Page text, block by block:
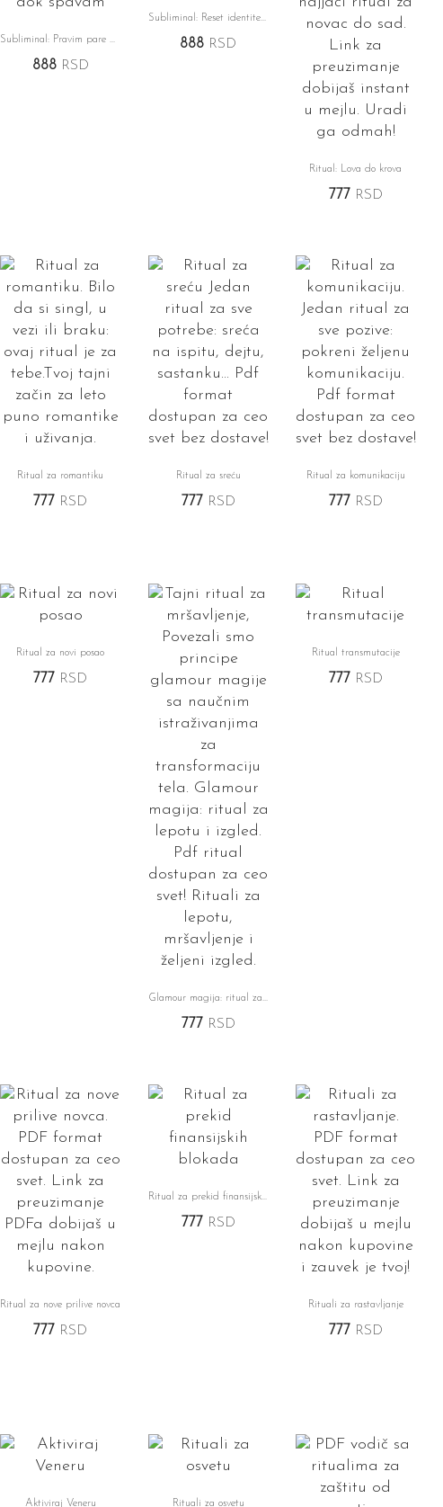
Subliminal: Pravim pare dok spavam
888 RSD
Subliminal: Reset identiteta
888 RSD
Ritual: Lova do krova
777 RSD
Ritual za romantiku
777 RSD
Ritual za sreću
777 RSD
Ritual za komunikaciju
777 RSD
Ritual za novi posao
777 RSD
Glamour magija: ritual za lepotu i izgled
777 RSD
Ritual transmutacije
777 RSD
Ritual za nove prilive novca
777 RSD
Ritual za prekid finansijskih blokada
777 RSD
Rituali za rastavljanje
777 RSD
Aktiviraj Veneru Rituali za osvetu